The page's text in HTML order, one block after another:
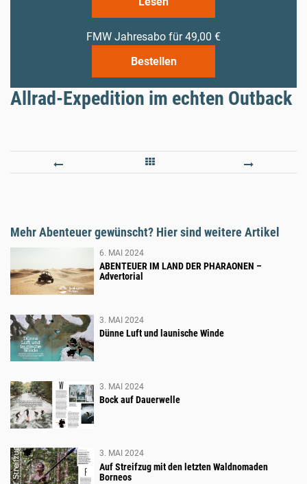
FMW Jahresabo für 49,00 €
Bestellen
Allrad-Expedition im echten Outback
DÜNNE
LAUNISCHE
WINDE
Mehr Abenteuer gewünscht? Hier sind weitere Artikel
6. MAI 2024
ABENTEUER IM LAND DER PHARAONEN –
Advertorial
3. MAI 2024
Dünne Luft und launische Winde
3. MAI 2024
Bock auf Dauerwelle
3. MAI 2024
Auf Streifzug mit den letzten Waldnomaden
Borneos